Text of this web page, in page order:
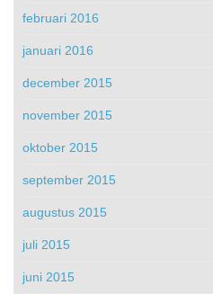
februari 2016
januari 2016
december 2015
november 2015
oktober 2015
september 2015
augustus 2015
juli 2015
juni 2015